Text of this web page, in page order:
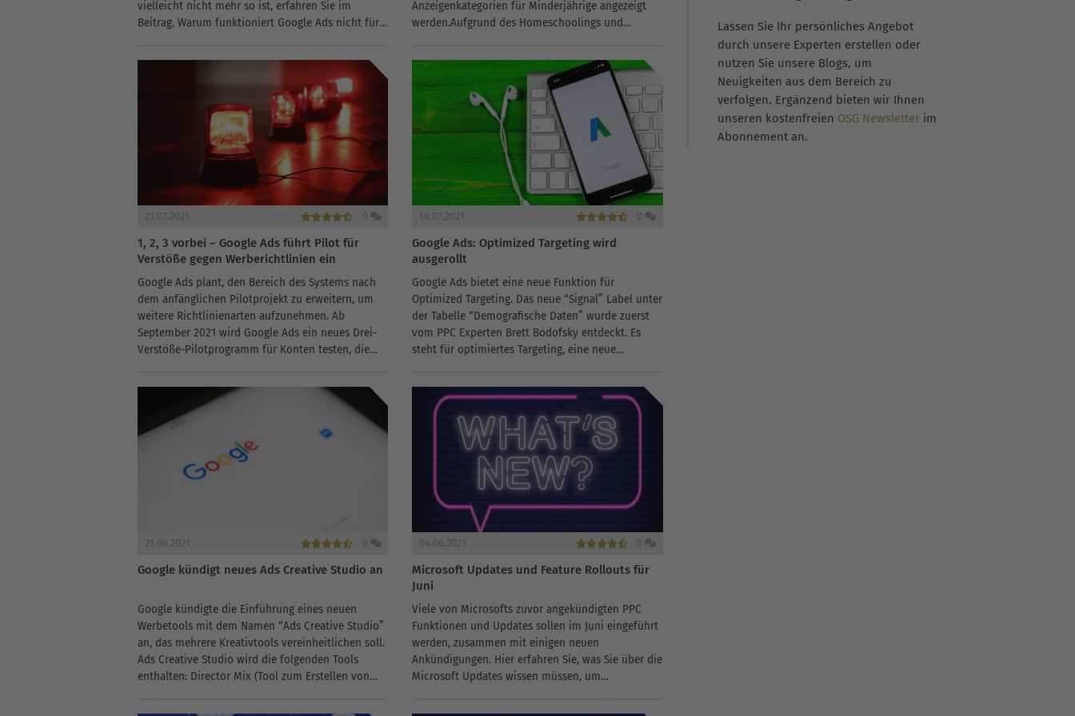
vielleicht nicht mehr so ist, erfahren Sie im
Beitrag. Warum funktioniert Google Ads nicht für
Anzeigenkategorien für Minderjährige angezeigt
werden.Aufgrund des Homeschoolings und
21.07.2021 0
1, 2, 3 vorbei – Google Ads führt Pilot für
Verstöße gegen Werberichtlinien ein
Google Ads plant, den Bereich des Systems nach
dem anfänglichen Pilotprojekt zu erweitern, um
weitere Richtlinienarten aufzunehmen. Ab
September 2021 wird Google Ads ein neues Drei-
Verstöße-Pilotprogramm für Konten testen, die
Verstößen gegen...
16.07.2021 0
Google Ads: Optimized Targeting wird
ausgerollt
Google Ads bietet eine neue Funktion für
Optimized Targeting. Das neue “Signal” Label unter
der Tabelle “Demografische Daten” wurde zuerst
vom PPC Experten Brett Bodofsky entdeckt. Es
steht für optimiertes Targeting, eine neue
21.06.2021 0
Google kündigt neues Ads Creative Studio an
Google kündigte die Einführung eines neuen
Werbetools mit dem Namen “Ads Creative Studio”
an, das mehrere Kreativtools vereinheitlichen soll.
Ads Creative Studio wird die folgenden Tools
enthalten: Director Mix (Tool zum Erstellen von
04.06.2021 0
Microsoft Updates und Feature Rollouts für
Juni
Viele von Microsofts zuvor angekündigten PPC
Funktionen und Updates sollen im Juni eingeführt
werden, zusammen mit einigen neuen
Ankündigungen. Hier erfahren Sie, was Sie über die
Microsoft Updates wissen müssen, um
Lassen Sie Ihr persönliches Angebot
durch unsere Experten erstellen oder
nutzen Sie unsere Blogs, um
Neuigkeiten aus dem Bereich zu
verfolgen. Ergänzend bieten wir Ihnen
unseren kostenfreien OSG Newsletterim
Abonnement an.